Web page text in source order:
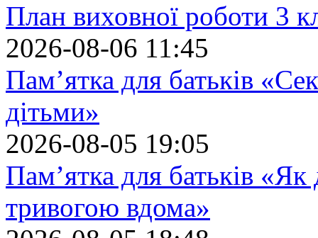
План виховної роботи 3
2026-08-06 11:45
Пам’ятка для батьків
дітьми»
2026-08-05 19:05
Пам’ятка для батьків
тривогою вдома»